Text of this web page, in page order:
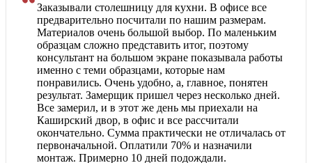
Заказывали столешницу для кухни. В офисе все
предварительно посчитали по нашим размерам.
Материалов очень большой выбор. По маленьким
образцам сложно представить итог, поэтому
консультант на большом экране показывала работы
именно с теми образцами, которые нам
понравились. Очень удобно, а, главное, понятен
результат. Замерщик пришел через несколько дней.
Все замерил, и в этот же день мы приехали на
Каширский двор, в офис и все рассчитали
окончательно. Сумма практически не отличалась от
первоначальной. Оплатили 70% и назначили
монтаж. Примерно 10 дней подождали.